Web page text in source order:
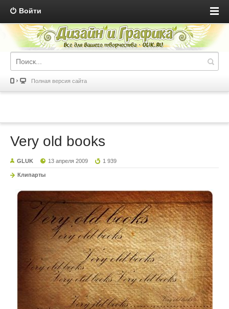
Войти
Полная версия сайта
Very old books
GLUK 13 апреля 2009 1 939
Клипарты